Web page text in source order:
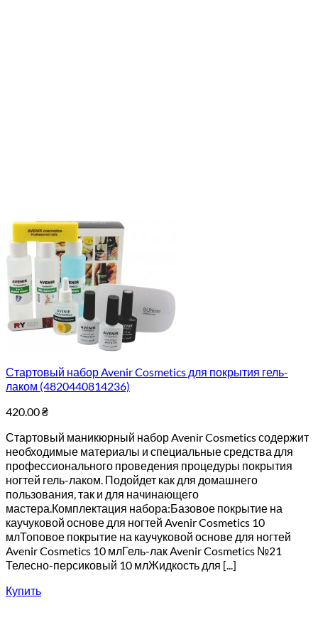
Стартовый набор Avenir Cosmetics для покрытия гель-
лаком (4820440814236)
420.00₴
Стартовый маникюрный набор Avenir Cosmetics содержит
необходимые материалы и специальные средства для
профессионального проведения процедуры покрытия
ногтей гель-лаком. Подойдет как для домашнего
пользования, так и для начинающего
мастера.Комплектация набора:Базовое покрытие на
каучуковой основе для ногтей Avenir Cosmetics 10
млТоповое покрытие на каучуковой основе для ногтей
Avenir Cosmetics 10 млГель-лак Avenir Cosmetics №21
Телесно-персиковый 10 млЖидкость для [...]
Купить